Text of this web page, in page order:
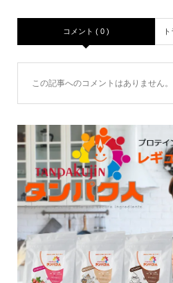
コメント ( 0 )
この記事へのコメントはありません。